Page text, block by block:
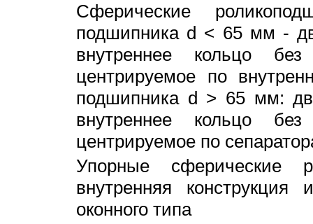
Сферические
подшипника d < 65 мм -
внутреннее кольцо
центрируемое по
подшипника d > 65 мм:
внутреннее кольцо
центрируемое по
Упорные сферические
внутренняя
оконного типа